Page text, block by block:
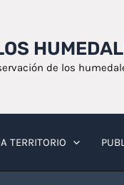
de los
TERRITORIO